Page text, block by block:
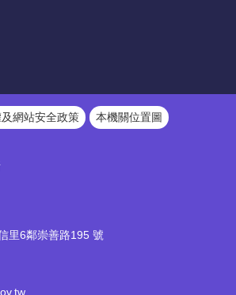
網站安全政策
本機關位置圖
6鄰崇善路195 號